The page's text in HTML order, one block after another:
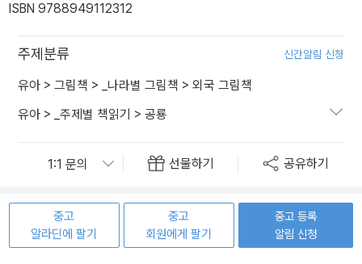
ISBN 9788949112312
주제분류 신간알림 신청
유아 > 그림책 > _나라별 그림책 > 외국 그림책
유아 > _주제별 책읽기 > 공룡
선물하기 공유하기
중고
알라딘에 팔기
중고
회원에게 팔기
중고 등록
알림 신청